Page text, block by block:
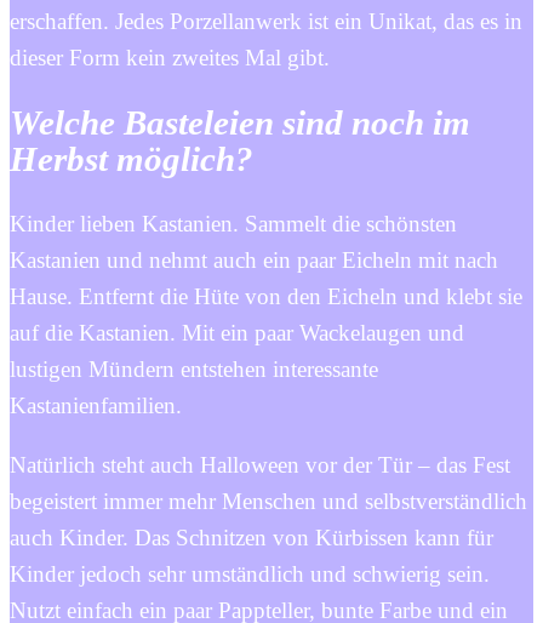
erschaffen. Jedes Porzellanwerk ist ein Unikat, das es in
dieser Form kein zweites Mal gibt.
Welche Basteleien sind noch im
Herbst möglich?
Kinder lieben Kastanien. Sammelt die schönsten
Kastanien und nehmt auch ein paar Eicheln mit nach
Hause. Entfernt die Hüte von den Eicheln und klebt sie
auf die Kastanien. Mit ein paar Wackelaugen und
lustigen Mündern entstehen interessante
Kastanienfamilien.
Natürlich steht auch Halloween vor der Tür – das Fest
begeistert immer mehr Menschen und selbstverständlich
auch Kinder. Das Schnitzen von Kürbissen kann für
Kinder jedoch sehr umständlich und schwierig sein.
Nutzt einfach ein paar Pappteller, bunte Farbe und ein